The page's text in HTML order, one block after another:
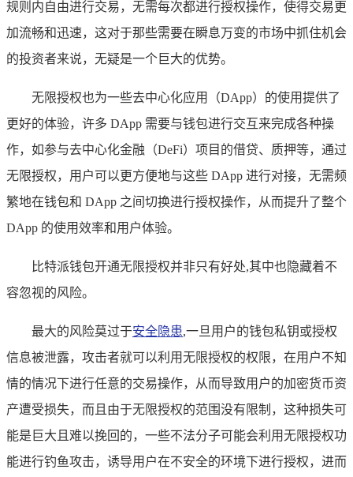
规则内自由进行交易，无需每次都进行授权操作，使得交易更
加流畅和迅速，这对于那些需要在瞬息万变的市场中抓住机会
的投资者来说，无疑是一个巨大的优势。
无限授权也为一些去中心化应用（DApp）的使用提供了
更好的体验，许多 DApp 需要与钱包进行交互来完成各种操
作，如参与去中心化金融（DeFi）项目的借贷、质押等，通过
无限授权，用户可以更方便地与这些 DApp 进行对接，无需频
繁地在钱包和 DApp 之间切换进行授权操作，从而提升了整个
DApp 的使用效率和用户体验。
比特派钱包开通无限授权并非只有好处,其中也隐藏着不
容忽视的风险。
最大的风险莫过于安全隐患,一旦用户的钱包私钥或授权
信息被泄露，攻击者就可以利用无限授权的权限，在用户不知
情的情况下进行任意的交易操作，从而导致用户的加密货币资
产遭受损失，而且由于无限授权的范围没有限制，这种损失可
能是巨大且难以挽回的，一些不法分子可能会利用无限授权功
能进行钓鱼攻击，诱导用户在不安全的环境下进行授权，进而